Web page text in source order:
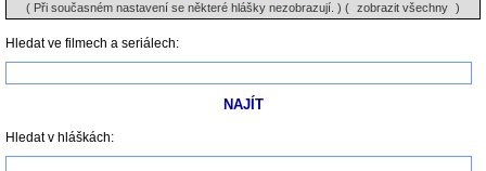
( Při současném nastavení se některé hlášky nezobrazují. ) ( zobrazit všechny )
Hledat ve filmech a seriálech:
Hledat v hláškách: